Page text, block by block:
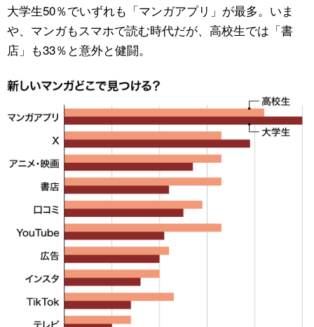
大学生50％でいずれも「マンガアプリ」が最多。いま
や、マンガもスマホで読む時代だが、高校生では「書
店」も33％と意外と健闘。